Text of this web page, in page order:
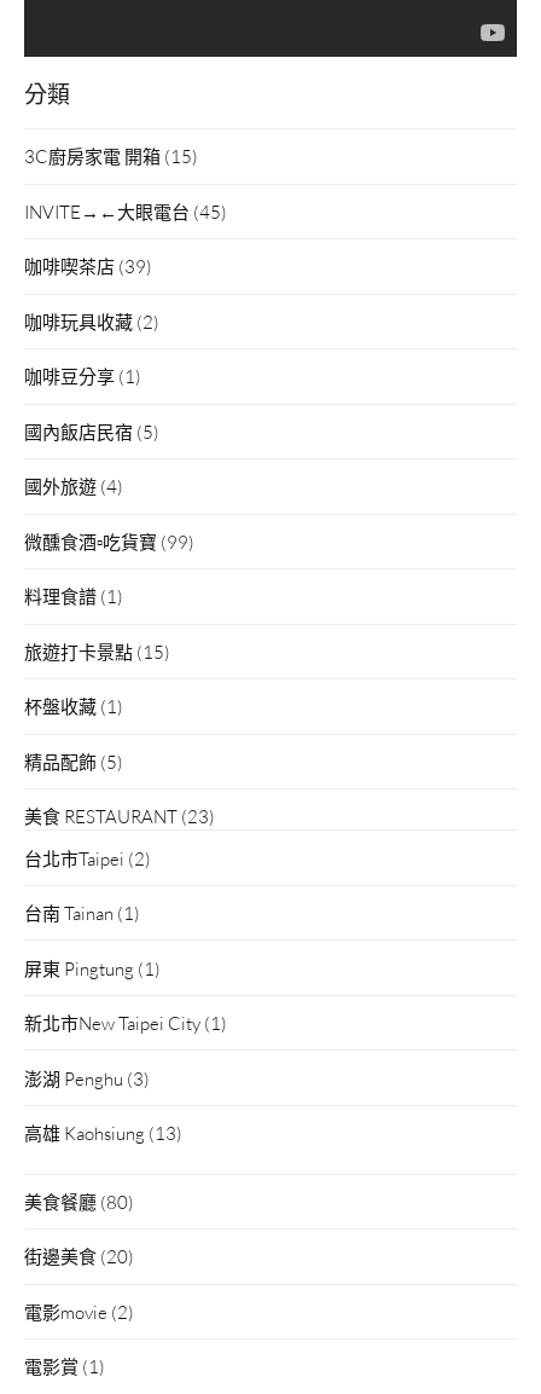
分類
3C廚房家電 開箱 (15)
INVITE→←大眼電台 (45)
咖啡喫茶店 (39)
咖啡玩具收藏 (2)
咖啡豆分享 (1)
國內飯店民宿 (5)
國外旅遊 (4)
微醺食酒▫吃貨寶 (99)
料理食譜 (1)
旅遊打卡景點 (15)
杯盤收藏 (1)
精品配飾 (5)
美食 RESTAURANT (23)
台北市Taipei (2)
台南 Tainan (1)
屏東 Pingtung (1)
新北市New Taipei City (1)
澎湖 Penghu (3)
高雄 Kaohsiung (13)
美食餐廳 (80)
街邊美食 (20)
電影movie (2)
電影賞 (1)